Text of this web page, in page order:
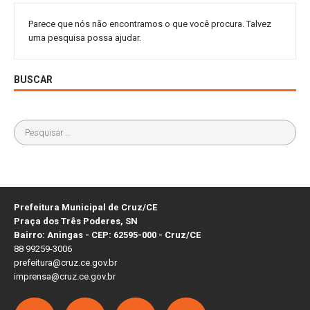
Parece que nós não encontramos o que você procura. Talvez
uma pesquisa possa ajudar.
BUSCAR
Prefeitura Municipal de Cruz/CE
Praça dos Três Poderes, SN
Bairro: Aningas - CEP: 62595-000 - Cruz/CE
88 99259-3006
prefeitura@cruz.ce.gov.br
imprensa@cruz.ce.gov.br